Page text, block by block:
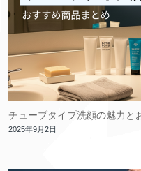
チューブタイプ洗顔の魅力と
2025年9月2日